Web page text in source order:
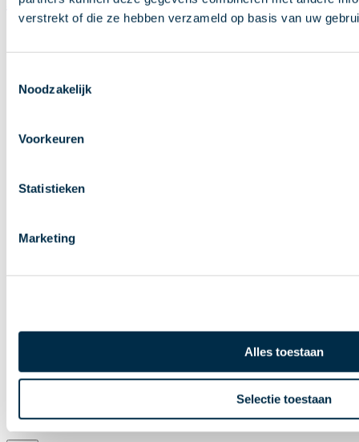
verstrekt of die ze hebben verzameld op basis van uw
Noodzakelijk
Voorkeuren
Statistieken
Marketing
Alles toestaan
Selectie toestaan
Overstapservice
G-rekening
Betaalrekening voor Oekraïners
Snel naar